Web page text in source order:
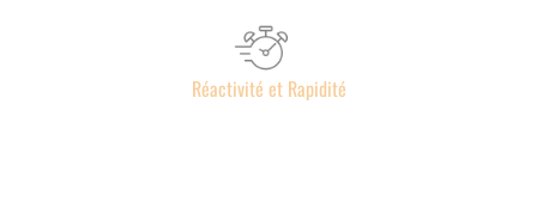
Réactivité et Rapidité